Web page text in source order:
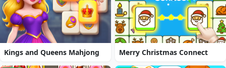
Kings and Queens Mahjong Merry Christmas Connect